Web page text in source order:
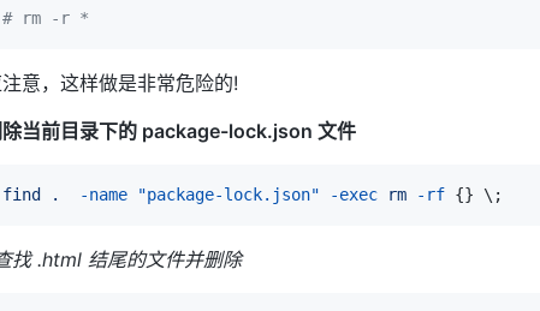
# rm -r *
意，这样做是非常危险的!
当前目录下的 package-lock.json 文件
find . -name "package-lock.json" -exec rm -rf {} \ ;
找.html 结尾的文件并删除